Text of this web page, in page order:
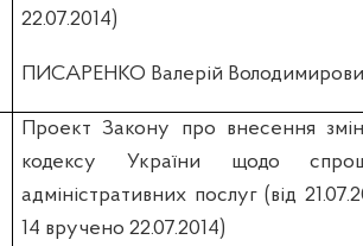
22.07.2014)
ПИСАРЕНКО Валерій
Проект Закону про внесення
кодексу України щодо
адміністративних послуг (вiд
14 вручено 22.07.2014)